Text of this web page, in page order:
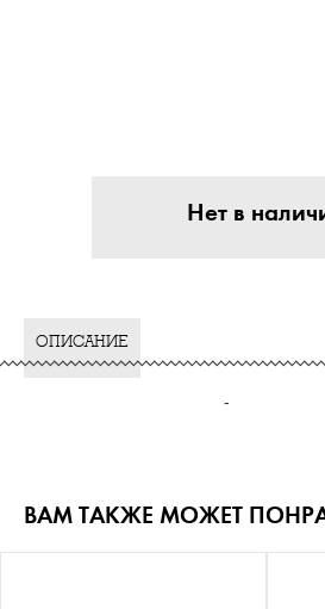
Нет в
ОПИСАНИЕ
-
ВАМ ТАКЖЕ МОЖЕТ